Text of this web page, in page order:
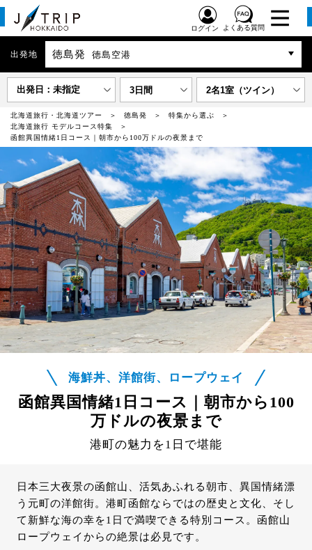
ログイン よくある質問
出発地 徳島発 徳島空港
出発日：未指定 3日間 2名1室（ツイン）
北海道旅行・北海道ツアー 徳島発
特集から選ぶ
北海道旅行 モデルコース特集
函館異国情緒1日コース｜朝市から100万ドルの夜景まで
海鮮丼、洋館街、ロープウェイ
函館異国情緒1日コース｜朝市から100
万ドルの夜景まで
港町の魅力を1日で堪能
日本三大夜景の函館山、活気あふれる朝市、異国情緒漂
う元町の洋館街。港町函館ならではの歴史と文化、そし
て新鮮な海の幸を1日で満喫できる特別コース。函館山
ロープウェイからの絶景は必見です。